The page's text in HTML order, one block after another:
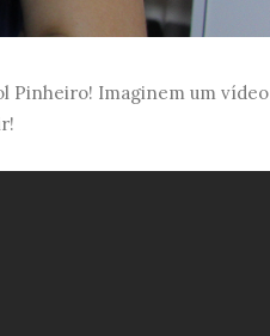
Pinheiro! Imaginem um vídeo